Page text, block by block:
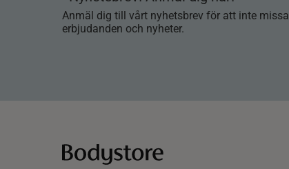
Anmäl dig till vårt nyhetsbrev för att inte missa
erbjudanden och nyheter.